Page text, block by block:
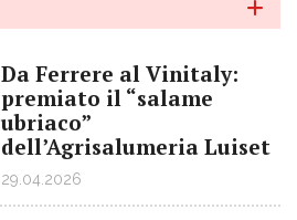
Da Ferrere al Vinitaly:
premiato il “salame
ubriaco”
dell’Agrisalumeria Luiset
29.04.2026